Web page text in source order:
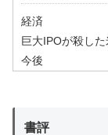
経済
巨大IPOが殺し
今後
書評